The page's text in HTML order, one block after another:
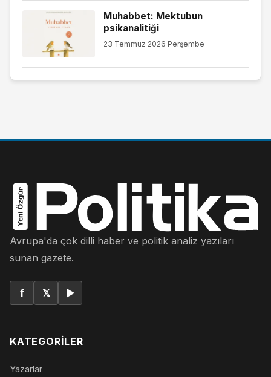
Muhabbet: Mektubun
psikanalitiği
23 Temmuz 2026 Perşembe
Avrupa'da çok dilli haber ve politik analiz yazıları
sunan gazete.
f 𝕏 ▶
KATEGORILER
Yazarlar